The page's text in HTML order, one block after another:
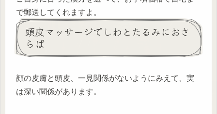
で郵送してくれますよ。
頭皮マッサージでしわとたるみにおさ
らば
顔の皮膚と頭皮、一見関係がないようにみえて、実
は深い関係があります。